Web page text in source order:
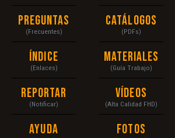
Preguntas
(Frecuentes)
Índice
(Enlaces)
Reportar
(Notificar)
Ayuda
Catálogos
(PDFs)
Materiales
(Guía Trabajo)
Vídeos
(Alta Calidad FHD)
Fotos